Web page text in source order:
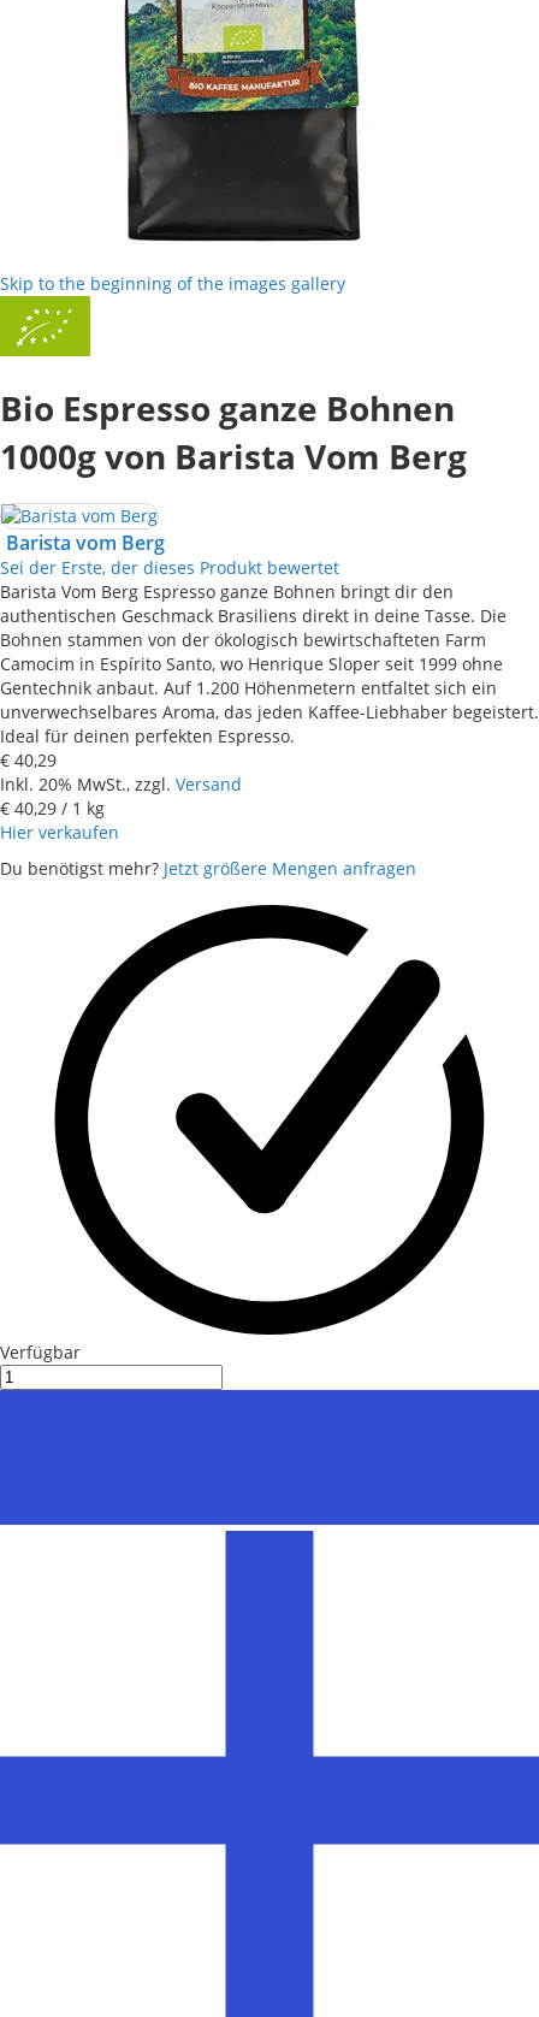
Skip to the beginning of the images gallery
Bio Espresso ganze Bohnen
1000g von Barista Vom Berg
Barista vom Berg
Sei der Erste, der dieses Produkt bewertet
Barista Vom Berg Espresso ganze Bohnen bringt dir den
authentischen Geschmack Brasiliens direkt in deine Tasse. Die
Bohnen stammen von der ökologisch bewirtschafteten Farm
Camocim in Espírito Santo, wo Henrique Sloper seit 1999 ohne
Gentechnik anbaut. Auf 1.200 Höhenmetern entfaltet sich ein
unverwechselbares Aroma, das jeden Kaffee-Liebhaber begeistert.
Ideal für deinen perfekten Espresso.
€ 40,29
Inkl. 20% MwSt., zzgl. Versand
€ 40,29 / 1 kg
Hier verkaufen
Du benötigst mehr? Jetzt größere Mengen anfragen
Verfügbar